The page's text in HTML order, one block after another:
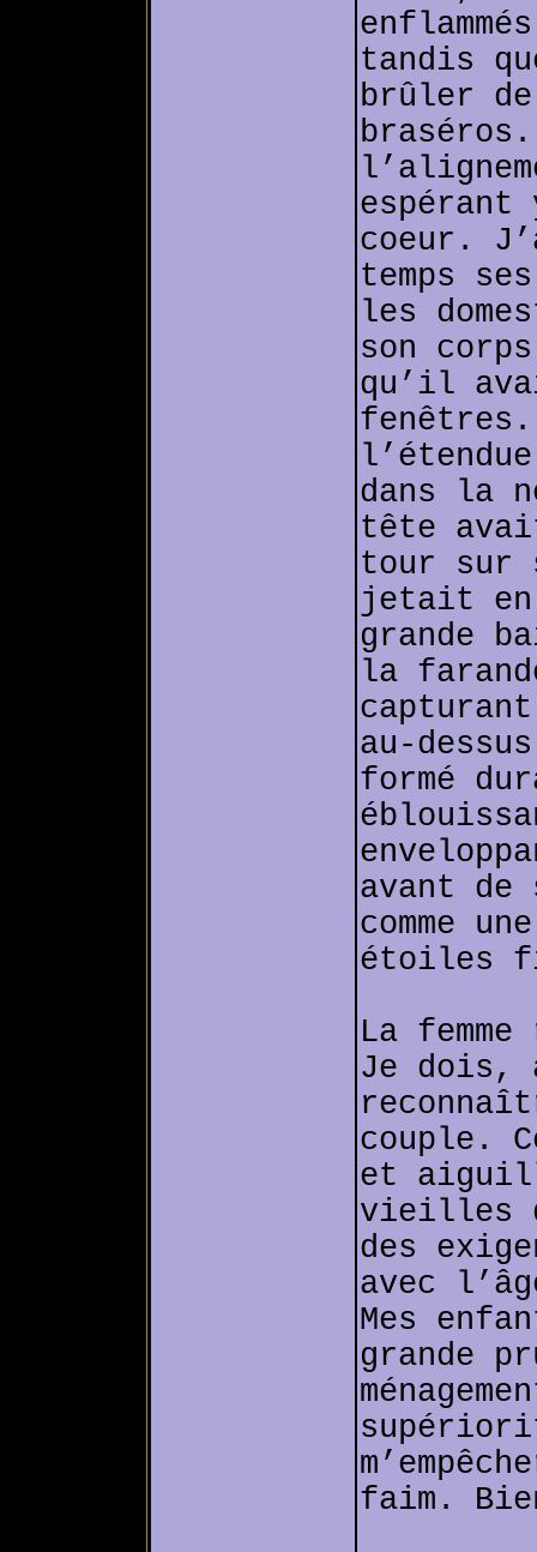
tandis
brûler de
espérant
coeur.
temps
les
son
qu’il
dans la
tête
tour sur
jetait
grande
la
au-
formé
avant
comme
étoiles
La
Je dois,
couple.
et
vieilles
des
avec
Mes
grande
faim.